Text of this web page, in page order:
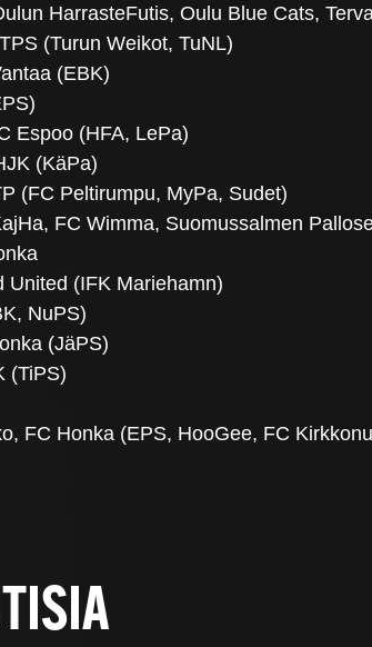
HarrasteFutis, Oulu Blue Cats,
(Turun Weikot, TuNL)
(EBK)
Espoo (HFA, LePa)
(KäPa)
(FC Peltirumpu, MyPa, Sudet)
FC Wimma, Suomussalmen
United (IFK Mariehamn)
NuPS)
(JäPS)
(TiPS)
FC Honka (EPS, HooGee, FC